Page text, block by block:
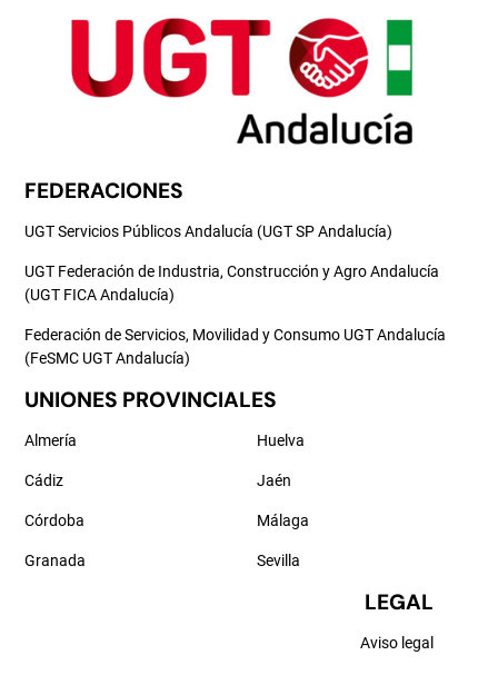
FEDERACIONES
UGT Servicios Públicos Andalucía (UGT SP Andalucía)
UGT Federación de Industria, Construcción y Agro Andalucía
(UGT FICA Andalucía)
Federación de Servicios, Movilidad y Consumo UGT Andalucía
(FeSMC UGT Andalucía)
UNIONES PROVINCIALES
Almería
Cádiz
Córdoba
Granada
Huelva
Jaén
Málaga
Sevilla
LEGAL
Aviso legal